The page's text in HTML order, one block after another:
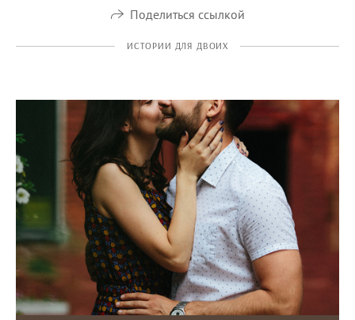
Поделиться ссылкой
ИСТОРИИ ДЛЯ ДВОИХ